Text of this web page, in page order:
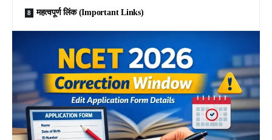
महत्वपूर्ण लिंक (Important Links)